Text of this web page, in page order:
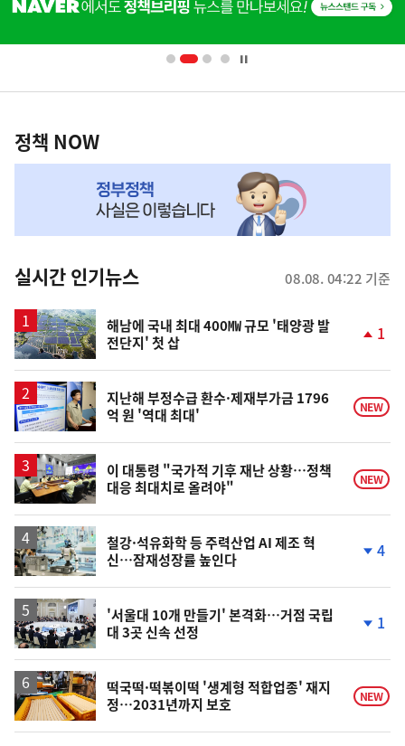
단
배
영
책
NOW,
뉴
스
정책 NOW
실시간 인기뉴스 08.08. 04:22 기준
해남에 국내 최대 400㎿ 규모 '태양광 발
전단지' 첫 삽
계
승
1
지난해 부정수급 환수·제재부가금 1796
억 원 '역대 최대'
NEW
이 대통령 "국가적 기후 재난 상황…정책
대응 최대치로 올려야"
NEW
철강·석유화학 등 주력산업 AI 제조 혁
신…잠재성장률 높인다
계
4
'서울대 10개 만들기' 본격화…거점 국립
대 3곳 신속 선정
계
락
1
떡국떡·떡볶이떡 '생계형 적합업종' 재지
정…2031년까지 보호
NEW